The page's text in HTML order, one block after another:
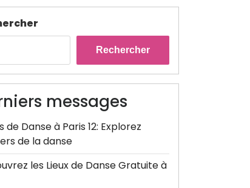
Rechercher
messages
de Danse à Paris 12: Explorez
de la danse
les Lieux de Danse Gratuite à